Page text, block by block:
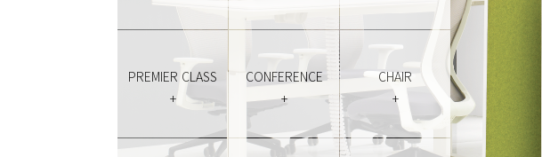
Conference
Chair
Sofa
Classroom
Etc
PREMIER CLASS
+
CONFERENCE
+
CHAIR
+